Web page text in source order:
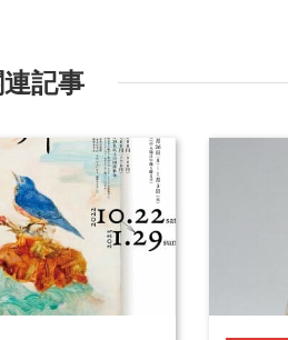
連記事